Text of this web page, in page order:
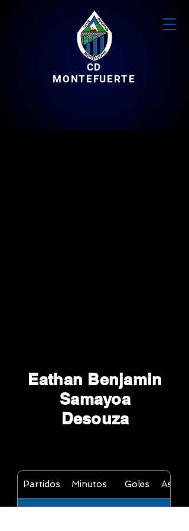
CD
MONTEFUERTE
Eathan Benjamin
Samayoa
Desouza
Partidos Minutos Goles